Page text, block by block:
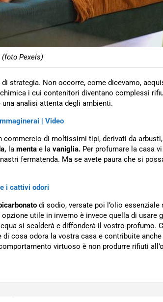
(foto Pexels)
strategia. Non occorre, come dicevamo,
i cui contenitori diventano complessi
una analisi attenta degli ambienti.
| Video
di moltissimi tipi, derivati da
la menta e la vaniglia. Per profumare la casa
fermatenda. Ma se avete paura che si
i cattivi odori
di sodio, versate poi l’olio essenziale
utile in inverno è invece quella di usare
si scalderà e diffonderà il vostro profumo.
cosa odora la vostra casa e contribuite anche
virtuoso è non produrre rifiuti